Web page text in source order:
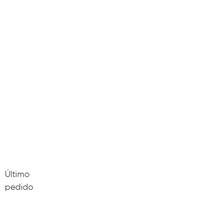
Último
pedido